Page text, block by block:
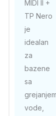
MIDI II +
TP Nero
je
idealan
za
bazene
sa
grejanjem
vode,